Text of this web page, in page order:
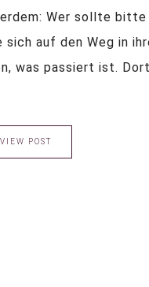
Wer sollte
auf den Weg in
was passiert ist.
VIEW POST